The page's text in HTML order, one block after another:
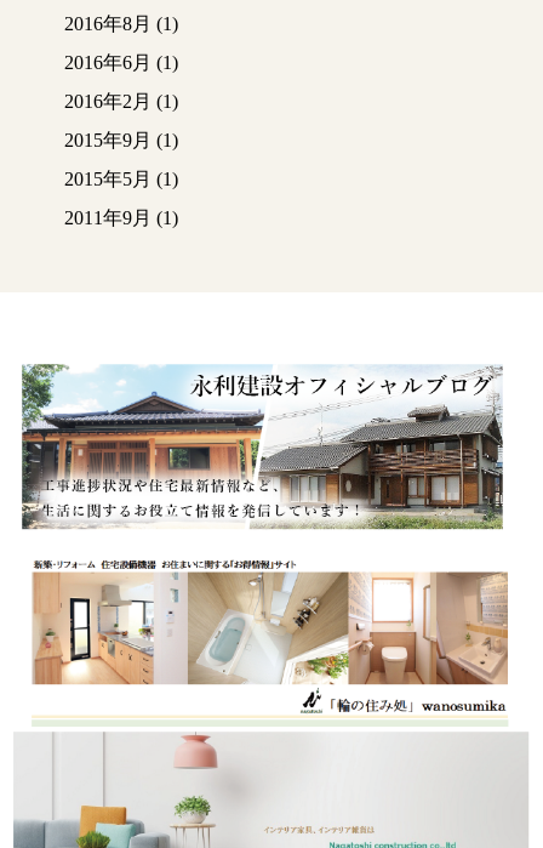
2016年8月 (1)
2016年6月 (1)
2016年2月 (1)
2015年9月 (1)
2015年5月 (1)
2011年9月 (1)